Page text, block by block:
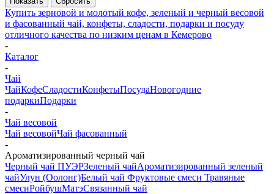
Купить зерновой и молотый кофе, зеленый и черный весовой
и фасованный чай, конфеты, сладости, подарки и посуду
отличного качества по низким ценам в Кемерово
-
Каталог
-
Чай
ЧайКофеСладостиКонфетыПосудаНовогодние
подаркиПодарки
-
Чай весовой
Чай весовойЧай фасованный
-
Ароматизированный черный чай
Черный чай ПУЭРЗеленый чайАроматизированный зеленый
чайУлун (Оолонг)Белый чай Фруктовые смеси Травяные
смесиРойбушМатэСвязанный чай